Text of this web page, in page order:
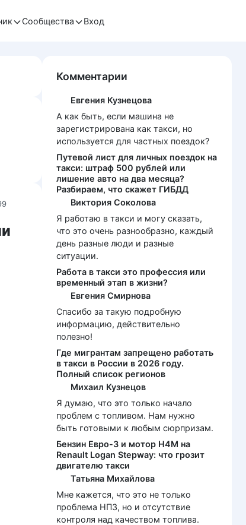
Сообщества Вход
Комментарии
Евгения Кузнецова
А как быть, если машина не
зарегистрирована как такси, но
используется для частных поездок?
Путевой лист для личных поездок на
такси: штраф 500 рублей или
лишение авто на два месяца?
Разбираем, что скажет ГИБДД
Виктория Соколова
Я работаю в такси и могу сказать,
что это очень разнообразно, каждый
день разные люди и разные
ситуации.
Работа в такси это профессия или
временный этап в жизни?
Евгения Смирнова
Спасибо за такую подробную
информацию, действительно
полезно!
Где мигрантам запрещено работать
в такси в России в 2026 году.
Полный список регионов
Михаил Кузнецов
Я думаю, что это только начало
проблем с топливом. Нам нужно
быть готовыми к любым сюрпризам.
Бензин Евро-3 и мотор H4M на
Renault Logan Stepway: что грозит
двигателю такси
Татьяна Михайлова
Мне кажется, что это не только
проблема НПЗ, но и отсутствие
контроля над качеством топлива.